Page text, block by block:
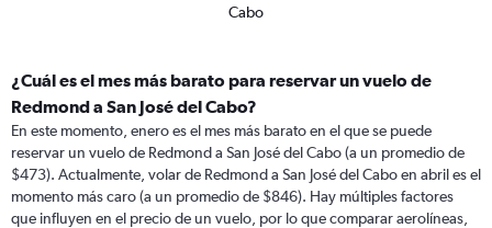
Cabo
¿Cuál es el mes más barato para reservar un vuelo de
Redmond a San José del Cabo?
En este momento, enero es el mes más barato en el que se puede
reservar un vuelo de Redmond a San José del Cabo (a un promedio de
$473). Actualmente, volar de Redmond a San José del Cabo en abril es el
momento más caro (a un promedio de $846). Hay múltiples factores
que influyen en el precio de un vuelo, por lo que comparar aerolíneas,